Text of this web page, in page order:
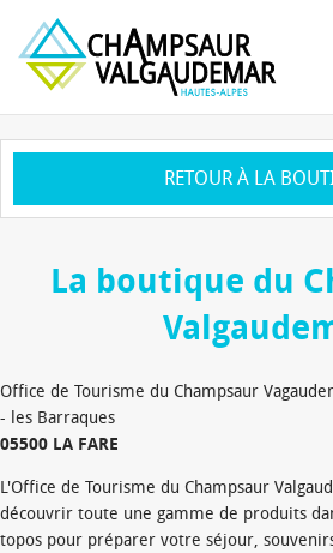
RETOUR À LA
La boutique du
Office de Tourisme du Champsaur
- les Barraques
05500 LA FARE
L'Office de Tourisme du Champsaur
découvrir toute une gamme de produits
topos pour préparer votre séjour,